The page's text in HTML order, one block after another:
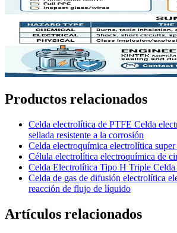
Productos relacionados
Celda electrolítica de PTFE Celda
sellada resistente a la corrosión
Celda electroquímica electrolítica super
Célula electrolítica electroquímica de
Celda Electrolítica Tipo H Triple
Celda de gas de difusión electrolítica
reacción de flujo de líquido
Artículos relacionados